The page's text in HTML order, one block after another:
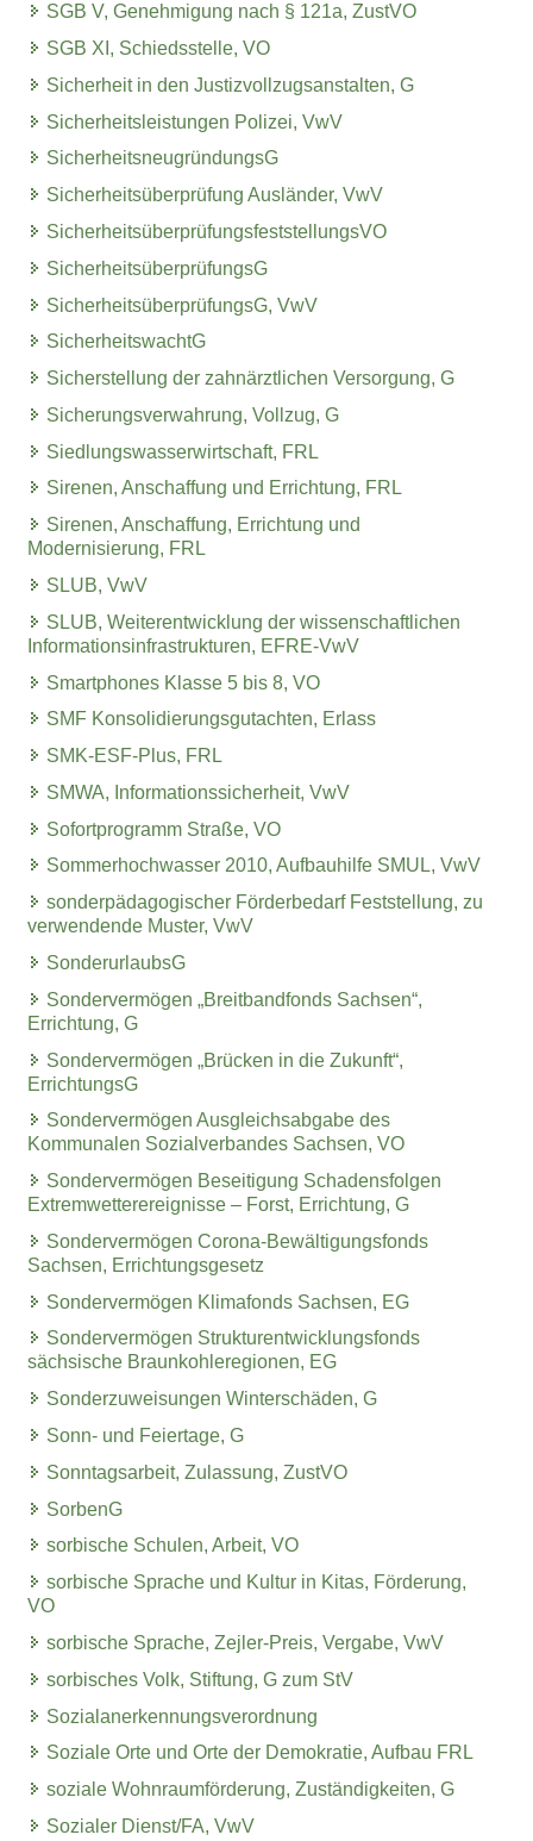
SGB V, Genehmigung nach § 121a, ZustVO
SGB XI, Schiedsstelle, VO
Sicherheit in den Justizvollzugsanstalten, G
Sicherheitsleistungen Polizei, VwV
SicherheitsneugründungsG
Sicherheitsüberprüfung Ausländer, VwV
SicherheitsüberprüfungsfeststellungsVO
SicherheitsüberprüfungsG
SicherheitsüberprüfungsG, VwV
SicherheitswachtG
Sicherstellung der zahnärztlichen Versorgung, G
Sicherungsverwahrung, Vollzug, G
Siedlungswasserwirtschaft, FRL
Sirenen, Anschaffung und Errichtung, FRL
Sirenen, Anschaffung, Errichtung und
Modernisierung, FRL
SLUB, VwV
SLUB, Weiterentwicklung der wissenschaftlichen
Informationsinfrastrukturen, EFRE-VwV
Smartphones Klasse 5 bis 8, VO
SMF Konsolidierungsgutachten, Erlass
SMK-ESF-Plus, FRL
SMWA, Informationssicherheit, VwV
Sofortprogramm Straße, VO
Sommerhochwasser 2010, Aufbauhilfe SMUL, VwV
sonderpädagogischer Förderbedarf Feststellung, zu
verwendende Muster, VwV
SonderurlaubsG
Sondervermögen „Breitbandfonds Sachsen“,
Errichtung, G
Sondervermögen „Brücken in die Zukunft“,
ErrichtungsG
Sondervermögen Ausgleichsabgabe des
Kommunalen Sozialverbandes Sachsen, VO
Sondervermögen Beseitigung Schadensfolgen
Extremwetterereignisse – Forst, Errichtung, G
Sondervermögen Corona-Bewältigungsfonds
Sachsen, Errichtungsgesetz
Sondervermögen Klimafonds Sachsen, EG
Sondervermögen Strukturentwicklungsfonds
sächsische Braunkohleregionen, EG
Sonderzuweisungen Winterschäden, G
Sonn- und Feiertage, G
Sonntagsarbeit, Zulassung, ZustVO
SorbenG
sorbische Schulen, Arbeit, VO
sorbische Sprache und Kultur in Kitas, Förderung,
VO
sorbische Sprache, Zejler-Preis, Vergabe, VwV
sorbisches Volk, Stiftung, G zum StV
Sozialanerkennungsverordnung
Soziale Orte und Orte der Demokratie, Aufbau FRL
soziale Wohnraumförderung, Zuständigkeiten, G
Sozialer Dienst/FA, VwV